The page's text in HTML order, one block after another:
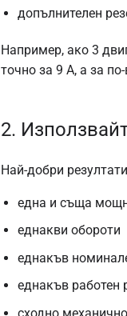
допълнителен
Например, ако 3
точно за 9 A, а за
2.
Най-добри
една и съща
еднакви обороти
еднакъв
еднакъв работен